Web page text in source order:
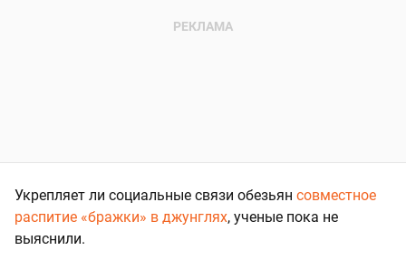
Укрепляет ли социальные связи обезьян совместное
распитие «бражки» в джунглях, ученые пока не
выяснили.